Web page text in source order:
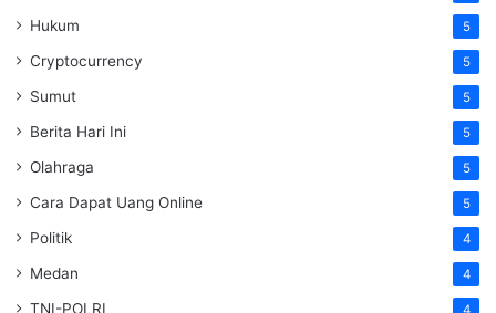
Hukum 5
Cryptocurrency 5
Sumut 5
Berita Hari Ini 5
Olahraga 5
Cara Dapat Uang Online 5
Politik 4
Medan 4
TNI-POLRI 4